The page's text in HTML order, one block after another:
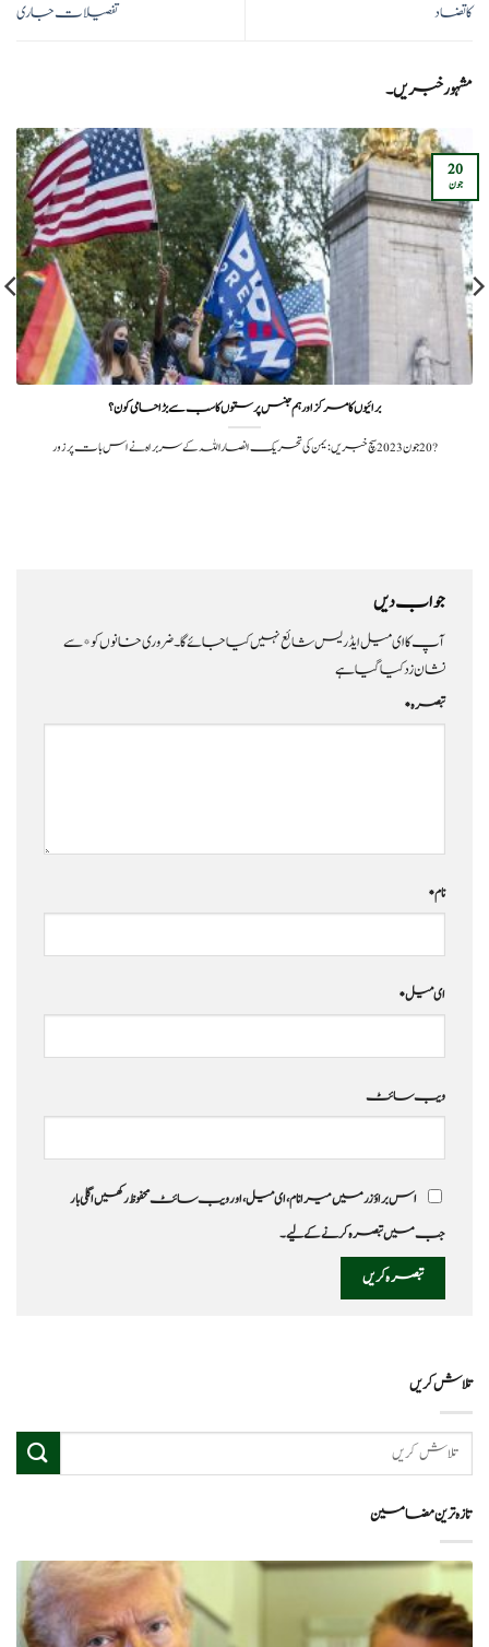
کا تضاد
تفصیلات جاری
مشہور خبریں۔
برائیوں کا مرکز اور ہم جنس پرستوں کا سب سے بڑا حامی کون؟
?️ 20 جون 2023سچ خبریں:یمن کی تحریک انصاراللہ کے سربراہ نے اس بات پر زور
20
جون
جواب دیں
آپ کا ای میل ایڈریس شائع نہیں کیا جائے گا۔ضروری خانوں کو*سے
نشان زد کیا گیا ہے
تبصرہ*
نام*
ای میل*
ویب‌ سائٹ
اس براؤزر میں میرا نام، ای میل، اور ویب سائٹ محفوظ رکھیں اگلی بار
جب میں تبصرہ کرنے کےلیے۔
تلاش کریں
تازہ ترین مضامین